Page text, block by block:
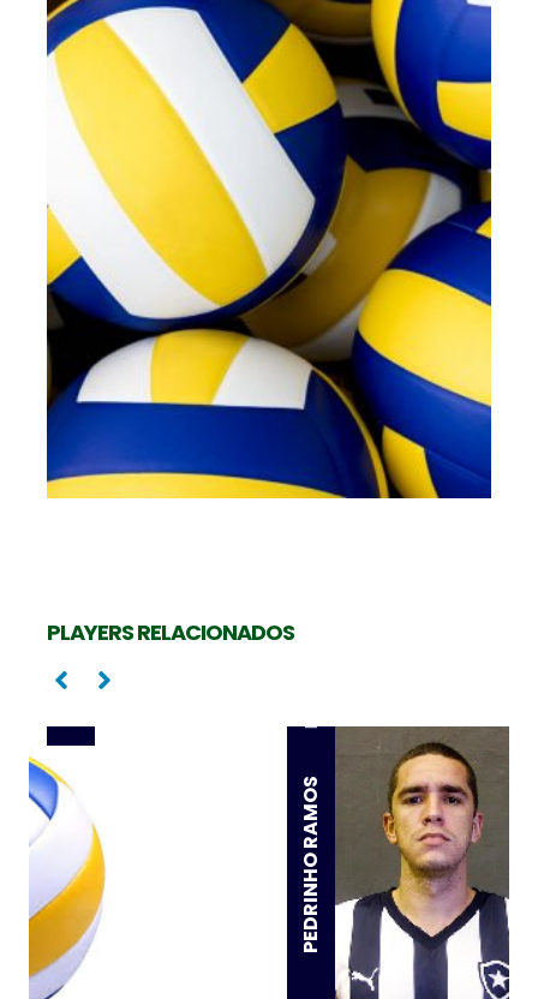
PLAYERS RELACIONADOS
CAMILA MALUF
Oposta
PEDRINHO RAMOS